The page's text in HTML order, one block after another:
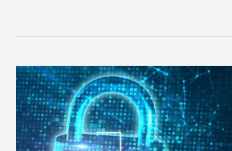
Prática:
Desenvolvimento,
Segurança
e
Operações